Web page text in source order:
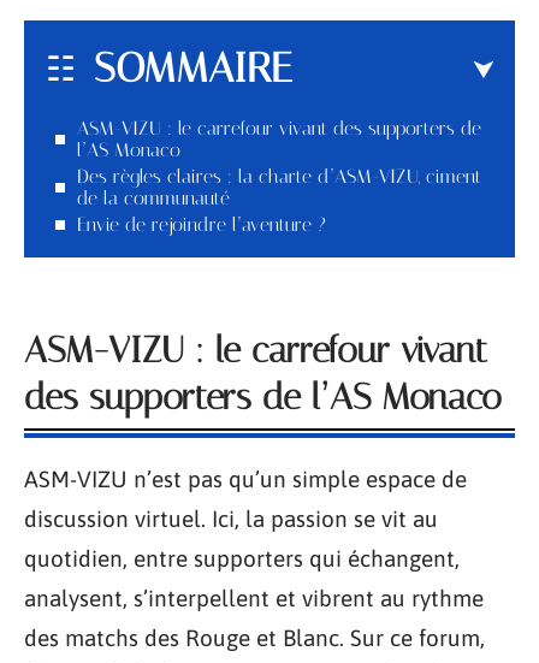
SOMMAIRE
ASM-VIZU : le carrefour vivant des supporters de
l’AS Monaco
Des règles claires : la charte d’ASM-VIZU, ciment
de la communauté
Envie de rejoindre l’aventure ?
ASM-VIZU : le carrefour vivant
des supporters de l’AS Monaco
ASM-VIZU n’est pas qu’un simple espace de
discussion virtuel. Ici, la passion se vit au
quotidien, entre supporters qui échangent,
analysent, s’interpellent et vibrent au rythme
des matchs des Rouge et Blanc. Sur ce forum,